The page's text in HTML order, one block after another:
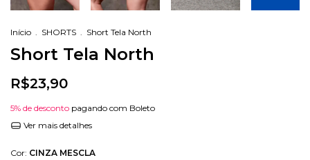
Início . SHORTS . Short Tela North
Short Tela North
R$23,90
5% de desconto pagando com Boleto
Ver mais detalhes
Cor: CINZA MESCLA